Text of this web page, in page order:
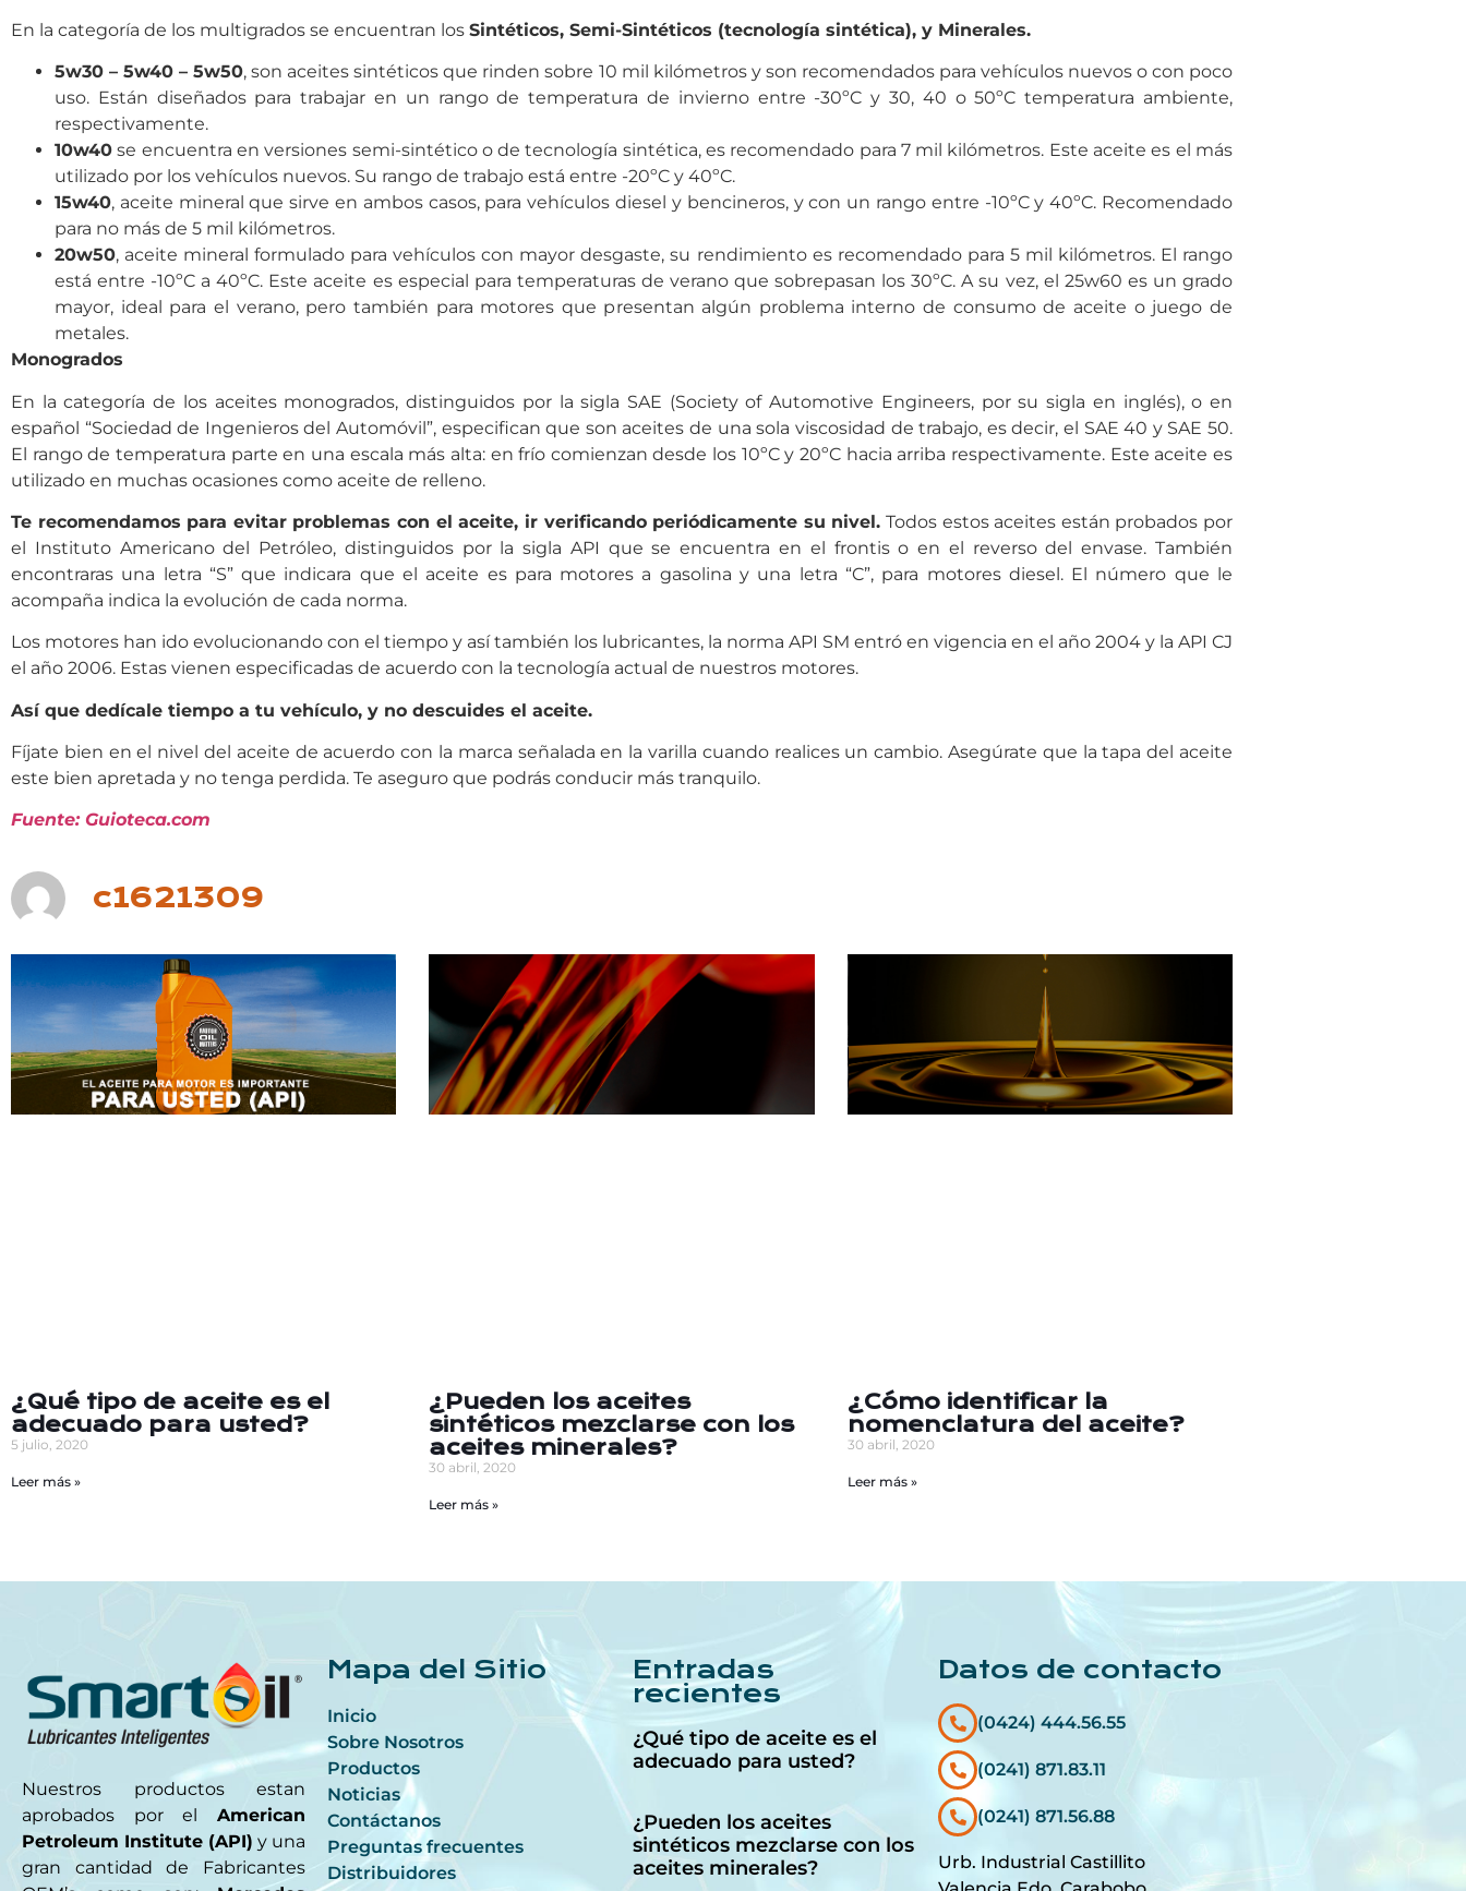
En la categoría de los multigrados se encuentran los Sintéticos, Semi-Sintéticos (tecnología sintética), y Minerales.
5w30 – 5w40 – 5w50, son aceites sintéticos que rinden sobre 10 mil kilómetros y son recomendados para vehículos nuevos o con poco
uso. Están diseñados para trabajar en un rango de temperatura de invierno entre -30ºC y 30, 40 o 50ºC temperatura ambiente,
respectivamente.
10w40 se encuentra en versiones semi-sintético o de tecnología sintética, es recomendado para 7 mil kilómetros. Este aceite es el más
utilizado por los vehículos nuevos. Su rango de trabajo está entre -20ºC y 40ºC.
15w40, aceite mineral que sirve en ambos casos, para vehículos diesel y bencineros, y con un rango entre -10ºC y 40ºC. Recomendado
para no más de 5 mil kilómetros.
20w50, aceite mineral formulado para vehículos con mayor desgaste, su rendimiento es recomendado para 5 mil kilómetros. El rango
está entre -10ºC a 40ºC. Este aceite es especial para temperaturas de verano que sobrepasan los 30ºC. A su vez, el 25w60 es un grado
mayor, ideal para el verano, pero también para motores que presentan algún problema interno de consumo de aceite o juego de
metales.
Monogrados
En la categoría de los aceites monogrados, distinguidos por la sigla SAE (Society of Automotive Engineers, por su sigla en inglés), o en
español “Sociedad de Ingenieros del Automóvil”, especifican que son aceites de una sola viscosidad de trabajo, es decir, el SAE 40 y SAE 50.
El rango de temperatura parte en una escala más alta: en frío comienzan desde los 10ºC y 20ºC hacia arriba respectivamente. Este aceite es
utilizado en muchas ocasiones como aceite de relleno.
Te recomendamos para evitar problemas con el aceite, ir verificando periódicamente su nivel. Todos estos aceites están probados por
el Instituto Americano del Petróleo, distinguidos por la sigla API que se encuentra en el frontis o en el reverso del envase. También
encontraras una letra “S” que indicara que el aceite es para motores a gasolina y una letra “C”, para motores diesel. El número que le
acompaña indica la evolución de cada norma.
Los motores han ido evolucionando con el tiempo y así también los lubricantes, la norma API SM entró en vigencia en el año 2004 y la API CJ
el año 2006. Estas vienen especificadas de acuerdo con la tecnología actual de nuestros motores.
Así que dedícale tiempo a tu vehículo, y no descuides el aceite.
Fíjate bien en el nivel del aceite de acuerdo con la marca señalada en la varilla cuando realices un cambio. Asegúrate que la tapa del aceite
este bien apretada y no tenga perdida. Te aseguro que podrás conducir más tranquilo.
Fuente: Guioteca.com
c1621309
¿Qué tipo de aceite es el
adecuado para usted?
5 julio, 2020
Leer más »
¿Pueden los aceites
sintéticos mezclarse con los
aceites minerales?
30 abril, 2020
Leer más »
¿Cómo identificar la
nomenclatura del aceite?
30 abril, 2020
Leer más »
Nuestros productos estan
aprobados por el American
Petroleum Institute (API) y una
gran cantidad de Fabricantes
Mapa del Sitio
Inicio
Sobre Nosotros
Productos
Noticias
Contáctanos
Preguntas frecuentes
Distribuidores
Entradas
recientes
¿Qué tipo de aceite es el
adecuado para usted?
¿Pueden los aceites
sintéticos mezclarse con los
aceites minerales?
Datos de contacto
(0424) 444.56.55
(0241) 871.83.11
(0241) 871.56.88
Urb. Industrial Castillito